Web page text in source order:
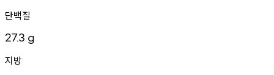
단백질
27.3 g
지방